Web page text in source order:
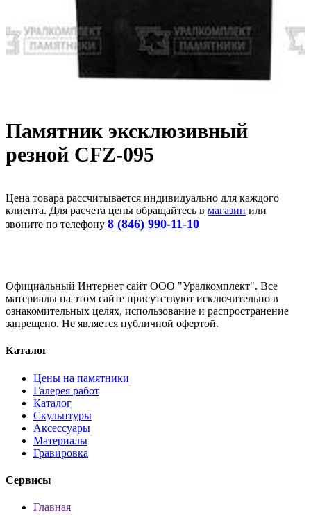
Памятник эксклюзивный
резной CFZ-095
Цена товара рассчитывается индивидуально для каждого
клиента. Для расчета цены обращайтесь в магазин или
звоните по телефону 8 (846) 990-11-10
Официальный Интернет сайт ООО "Уралкомплект". Все
материалы на этом сайте присутствуют исключительно в
ознакомительных целях, использование и распространение
запрещено. Не является публичной офертой.
Каталог
Цены на памятники
Галерея работ
Каталог
Скульптуры
Аксессуары
Материалы
Гравировка
Сервисы
Главная